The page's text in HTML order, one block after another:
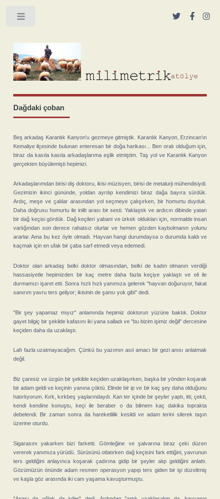
Dağdaki çoban
Beş arkadaş Karanlık Kanyon'u gezmeye gitmiştik. Karanlık Kanyon, Erzincan'ın
Kemaliye ilçesinde bulunan enteresan bir doğa harikası... Ben oralı olduğum için,
biraz da kasıla kasıla arkadaşlarıma eşlik etmiştim. Taş yol ve Karanlık Kanyon
gerçekten büyülemişti hepimizi.
Arkadaşlarımdan birisi diş doktoru, ikisi müzisyen, birisi de metalurji mühendisiydi.
Gezimizin ikinci gününde, yoldan ayrılıp kendimizi biraz dağa bayıra sürdük.
Ardıç, meşe ve çalılar arasından yol seçmeye çalışırken, bir homurtu duyduk.
Daha doğrusu homurtu ile inilti arası bir sesti. Yaklaştık ve ardıcın dibinde yatan
bir dağ keçisi gördük. Dağ keçileri yabani ve ürkek oldukları için, normalde insan
varlığından son derece rahatsız olurlar ve hemen gözden kaybolmanın yolunu
ararlar. Ama bu kez öyle olmadı. Hayvan hangi durumdaysa o durumda kaldı ve
kaçmak için en ufak bir çaba sarf etmedi veya edemedi.
Doktor olan arkadaş belki doktor olmasından, belki de kadın olmanın verdiği
hassasiyetle hepimizden bir kaç metre daha fazla keçiye yaklaştı ve eli ile
durmamızı işaret etti. Sonra hızlı hızlı yanımıza gelerek "hayvan doğuruyor, fakat
sanırım yavru ters geliyor; ikisinin de şansı yok gibi" dedi.
"Bir şey yapamaz mıyız" anlamında hepimiz doktorun yüzüne baktık. Doktor
gayet bilgiç bir şekilde kafasını iki yana salladı ve "bu bizim işimiz değil" dercesine
keçiden daha da uzaklaştı.
Lafı fazla uzatmayacağım. Çünkü bu yazımın asıl amacı bir gezi anısı anlatmak
değil.
Biz çaresiz ve üzgün bir şekilde keçiden uzaklaşırken, başka bir yönden koşarak
bir adam geldi ve keçinin yanına çöktü. Elinde bir ip ve bir kaç şey daha olduğunu
hatırlıyorum. Kırk, kırkbeş yaşlarındaydı. Kan ter içinde bir şeyler yaptı, itti, çekti,
kendi kendine konuştu, keçi ile beraber o da bilmem kaç dakika toprakta
debelendi. Bir zaman sonra da hareketlilik kesildi ve adam terini silerek taşın
üzerine oturdu.
Sigarasını yakarken bizi farketti. Gömleğine ve şalvarına biraz çeki düzen
vererek yanımıza yürüdü. Sürüsünü otlatırken dağ keçisini fark ettiğini, yavrunun
ters geldiğini anlayınca koşarak çadırına gidip bir şeyler alıp geldiğini anlattı.
Gözümüzün önünde adam resmen operasyon yapıp ters giden bir işi düzeltmiş
ve kaşla göz arasında iki canı yaşama kavuşturmuştu.